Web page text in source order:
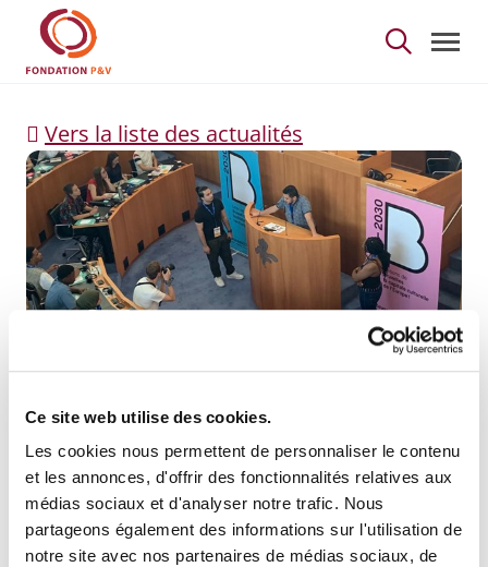
Ce site web utilise des cookies.
Les cookies nous permettent de personnaliser le contenu
et les annonces, d'offrir des fonctionnalités relatives aux
médias sociaux et d'analyser notre trafic. Nous
partageons également des informations sur l'utilisation de
notre site avec nos partenaires de médias sociaux, de
Saut au contenu principal
Participation de 3
Vers la liste des actualités
Participation de 3
jeunes du Youth
Forum à la Youth